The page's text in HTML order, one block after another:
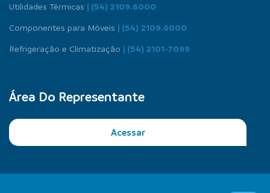
Utilidades Térmicas | (54) 2109.6000
Componentes para Móveis | (54) 2109.6000
Refrigeração e Climatização | (54) 2101-7099
Área Do Representante
Acessar